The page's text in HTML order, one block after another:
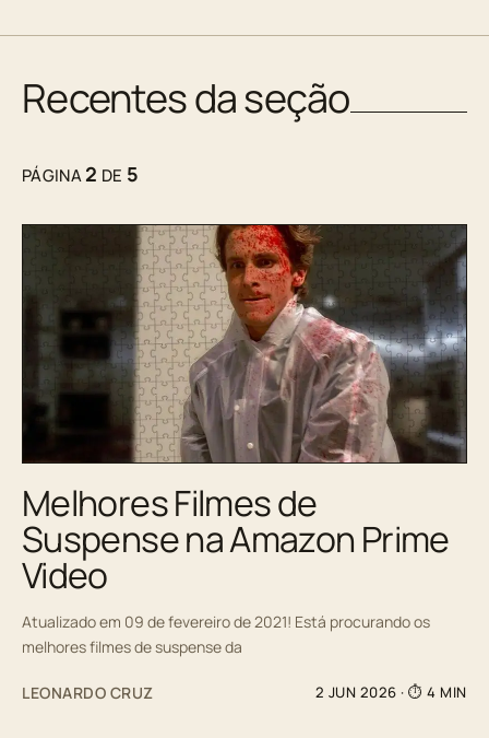
Recentes da seção
PÁGINA2 DE 5
Melhores Filmes de
Suspense na Amazon Prime
Video
Atualizado em 09 de fevereiro de 2021! Está procurando os
melhores filmes de suspense da
LEONARDO CRUZ 2 JUN 2026 · ⏱ 4 MIN